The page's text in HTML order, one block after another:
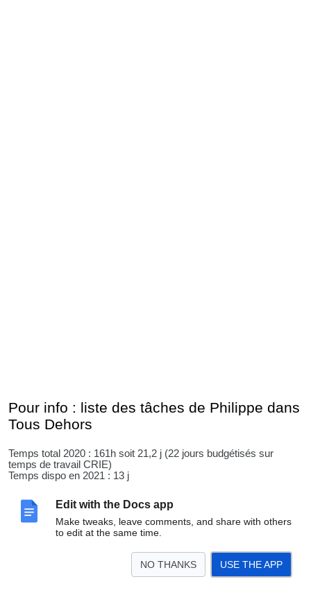
Edit with the Docs app
Make tweaks, leave comments, and share with others
to edit at the same time.
NO THANKS USE THE APP
Pour info : liste des tâches de Philippe dans
Tous Dehors
Temps total 2020 : 161h soit 21,2 j (22 jours budgétisés sur
temps de travail CRIE)
Temps dispo en 2021 : 13 j
Pilotage général
suivi équipes de travail